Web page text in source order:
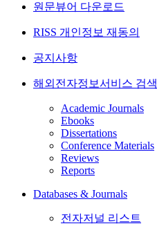
원문뷰어 다운로드
RISS 개인정보 재동의
공지사항
해외전자정보서비스 검색
Academic Journals
Ebooks
Dissertations
Conference Materials
Reviews
Reports
Databases & Journals
전자저널 리스트